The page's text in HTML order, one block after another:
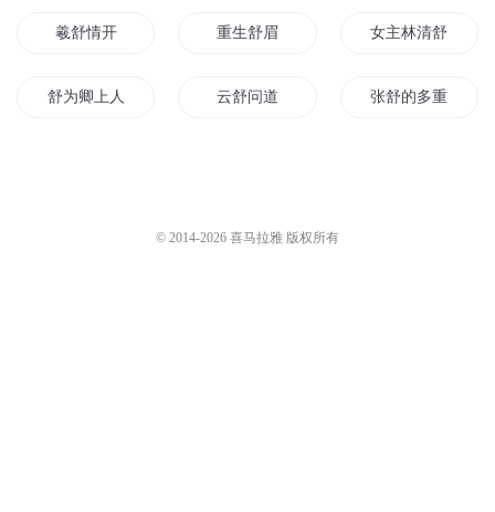
羲舒情开 重生舒眉 女主林清舒
舒为卿上人 云舒问道 张舒的多重世界
© 2014-2026 喜马拉雅 版权所有